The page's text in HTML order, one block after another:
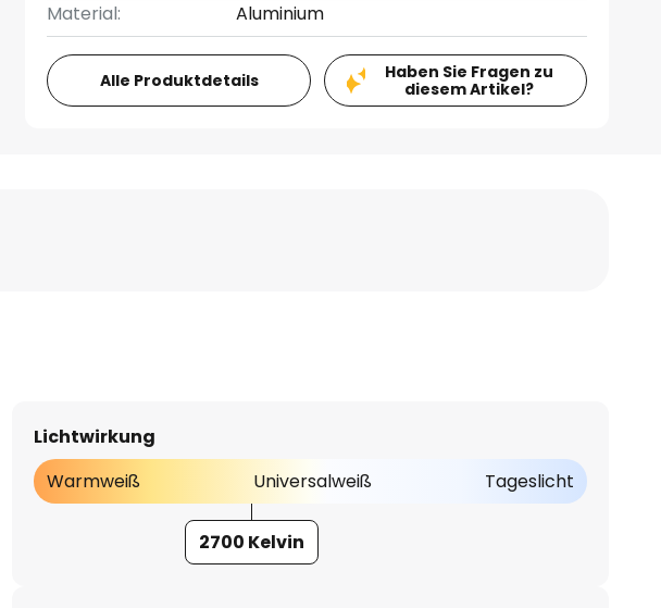
Material:
Aluminium
Alle Produktdetails
Haben Sie Fragen zu
diesem Artikel?
Lichtwirkung
Warmweiß
Universalweiß Tageslicht
2700 Kelvin